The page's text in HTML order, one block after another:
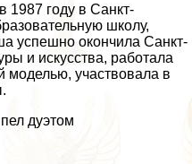
1987 году в Санкт-
школу,
успешно окончила Санкт-
и искусства, работала
участвовала в
дуэтом